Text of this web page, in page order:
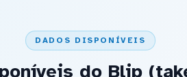
DADOS DISPONÍVEIS
do Blip